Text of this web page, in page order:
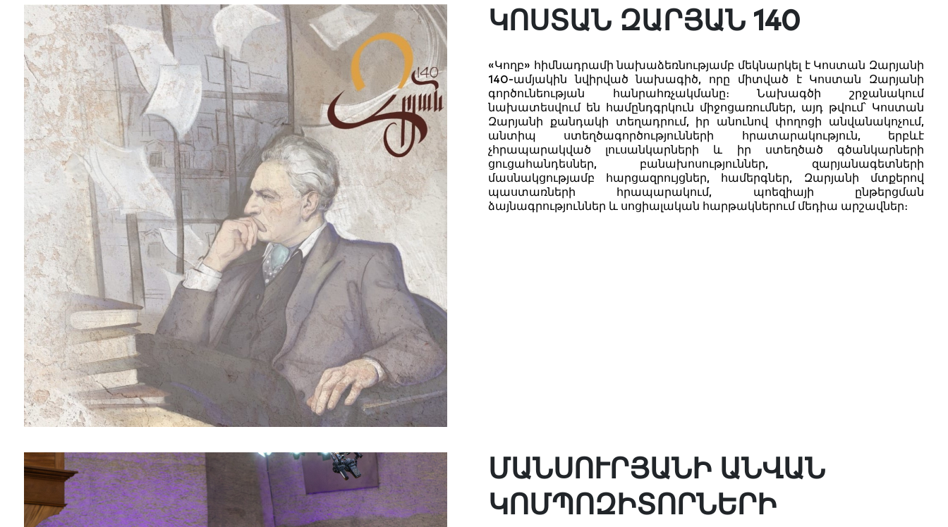
ԿՈՍՏԱՆ ԶԱՐՅԱՆ 140
«Կողբ» հիմնադրամի նախաձեռնությամբ մեկնարկել է Կոստան Զարյանի
140-ամյակին նվիրված նախագիծ, որը միտված է Կոստան Զարյանի
գործունեության հանրահռչակմանը։ Նախագծի շրջանակում
նախատեսվում են համընդգրկուն միջոցառումներ, այդ թվում՝ Կոստան
Զարյանի քանդակի տեղադրում, իր անունով փողոցի անվանակոչում,
անտիպ ստեղծագործությունների հրատարակություն, երբևէ
չհրապարակված լուսանկարների և իր ստեղծած գծանկարների
ցուցահանդեսներ, բանախոսություններ, զարյանագետների
մասնակցությամբ հարցազրույցներ, համերգներ, Զարյանի մտքերով
պաստառների հրապարակում, պոեզիայի ընթերցման
ձայնագրություններ և սոցիալական հարթակներում մեդիա արշավներ։
ՄԱՆՍՈՒՐՅԱՆԻ ԱՆՎԱՆ
ԿՈՄՊՈԶԻՏՈՐՆԵՐԻ